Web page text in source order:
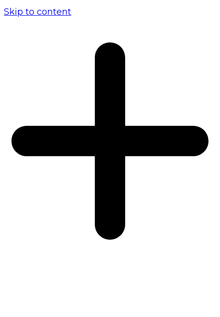
Skip to content